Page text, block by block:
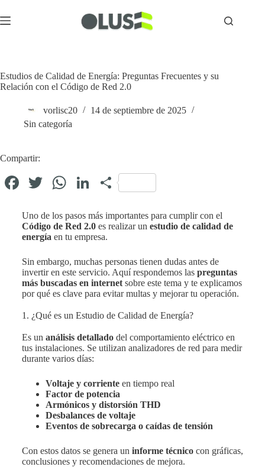
Estudios de Calidad de Energía: Preguntas Frecuentes y su
Relación con el Código de Red 2.0
vorlisc20
14 de septiembre de 2025
Sin categoría
Compartir:
Fa
bo
ok
T
tte
r
W
ts
A
pp
Li
ed
In
C
m
rti
r
Uno de los pasos más importantes para cumplir con el
Código de Red 2.0es realizar un estudio de calidad de
energía en tu empresa.
Sin embargo, muchas personas tienen dudas antes de
invertir en este servicio. Aquí respondemos las preguntas
más buscadas en internetsobre este tema y te explicamos
por qué es clave para evitar multas y mejorar tu operación.
1. ¿Qué es un Estudio de Calidad de Energía?
Es un análisis detalladodel comportamiento eléctrico en
tus instalaciones. Se utilizan analizadores de red para medir
durante varios días:
Voltaje y corrienteen tiempo real
Factor de potencia
Armónicos y distorsión THD
Desbalances de voltaje
Eventos de sobrecarga o caídas de tensión
Con estos datos se genera un informe técnicocon gráficas,
conclusiones y recomendaciones de mejora.